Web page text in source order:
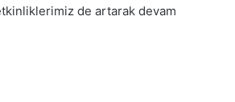
de artarak devam